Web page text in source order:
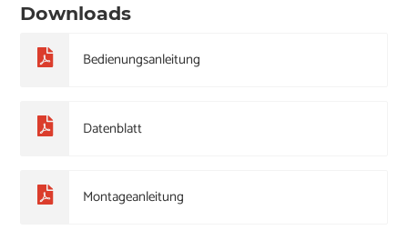
Downloads
Bedienungsanleitung
Datenblatt
Montageanleitung